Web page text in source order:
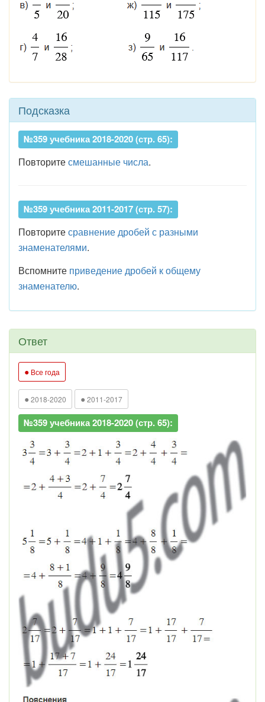
Подсказка
№359 учебника 2018-2020 (стр. 65):
Повторитесмешанные числа.
№359 учебника 2011-2017 (стр. 57):
Повторитесравнение дробей с разными
знаменателями.
Вспомните приведение дробей к общему
знаменателю.
Ответ
● Все года
● 2018-2020 ● 2011-2017
№359 учебника 2018-2020 (стр. 65):